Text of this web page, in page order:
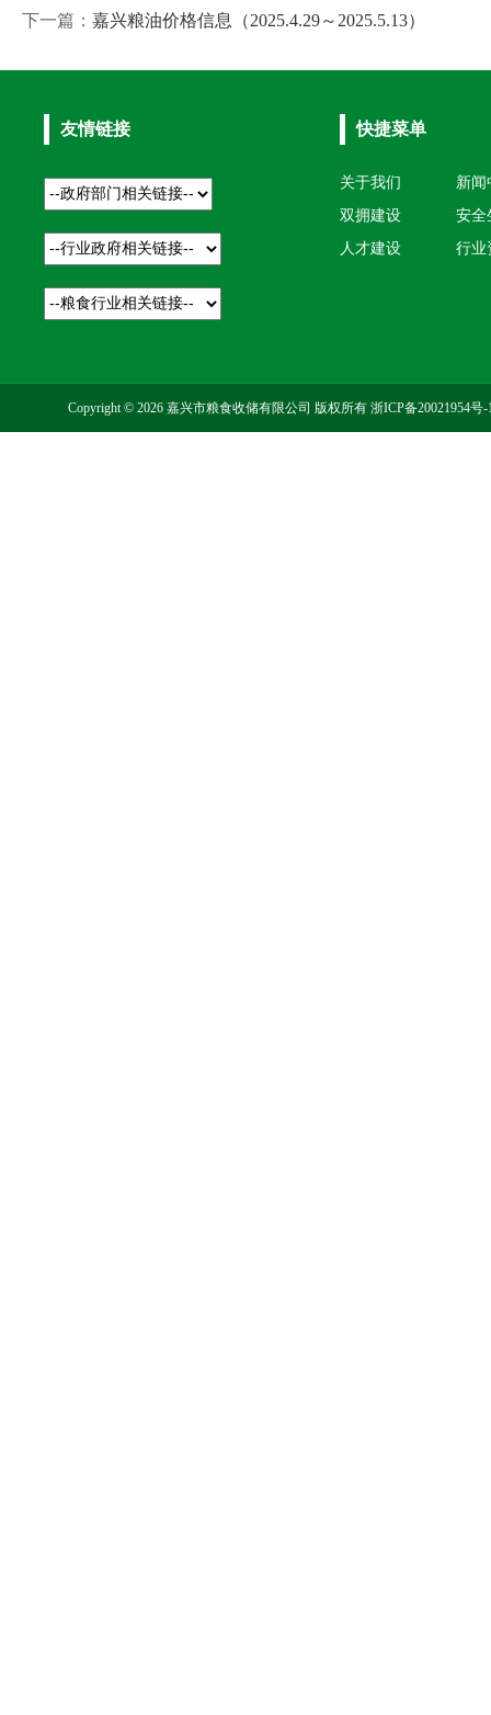
下一篇： 嘉兴粮油价格信息（2025.4.29～2025.5.13）
友情链接 快捷菜单
关于我们
新闻
双拥建设
安全
人才建设
行业
Copyright © 2026 嘉兴市粮食收储有限公司 版权所有 浙ICP备20021954号-